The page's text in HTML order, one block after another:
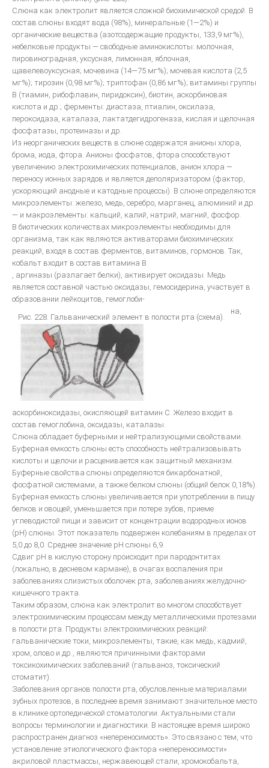
Общие вопросы металокерамики
Изготовление металлокерамики
Искусство воспроизводить зубы керамикой
Инструкция для керамики IPS D.SIGN
Искуство металлокерамики
Базисная техника изготовления
Металлокерамические протезы
Невидимая эстетическая керамическая реставрация
ОСОБЕННОСТИ ЭСТЕТИЧЕСКОЙ РЕСТАВРАЦИИ В СТОМАТОЛОГИИ
Слюна как электролит является сложной биохимической средой. В
состав слюны входят вода (98%), минеральные (1—2%) и
органические вещества (азотсодержащие продукты, 133,9 мг%),
небелковые продукты — свободные аминокислоты: молочная,
пировиноградная, уксусная, лимонная, яблочная,
щавелевоуксусная; мочевина (14—75 мг%); мочевая кислота (2,5
мг%); тирозин (0,98 мг%); триптофан (0,86 мг%); витамины группы
В (тиамин, рибофлавин, пиридоксин), биотин, аскорбиновая
кислота и др.; ферменты: диастаза, птиалин, оксилаза,
пероксидаза, каталаза, лактатдегидрогеназа, кислая и щелочная
фосфатазы, протеиназы и др.
Из неорганических веществ в слюне содержатся анионы хлора,
брома, иода, фтора. Анионы фосфатов, фтора способствуют
увеличению электрохимических потенциалов, анион хлора —
переносу ионных зарядов и является деполяризатором (фактор,
ускоряющий анодные и катодные процессы). В слюне определяются
микроэлементы: железо, медь, серебро, марганец, алюминий и др.
— и макроэлементы: кальций, калий, натрий, магний, фосфор.
В биотических количествах микроэлементы необходимы для
организма, так как являются активаторами биохимических
реакций, входя в состав ферментов, витаминов, гормонов. Так,
кобальт входит в состав витамина В
, аргиназы (разлагает белки), активирует оксидазы. Медь
является составной частью оксидазы, гемосидерина, участвует в
образовании лейкоцитов, гемоглоби-
Рис. 228. Гальванический элемент в полости рта (схема).
на,
аскорбиноксидазы, окисляющей витамин С. Железо входит в
состав гемоглобина, оксидазы, каталазы.
Слюна обладает буферными и нейтрализующими свойствами.
Буферная емкость слюны есть способность нейтрализовывать
кислоты и щелочи и расценивается как защитный механизм.
Буферные свойства слюны определяются бикарбонатной,
фосфатной системами, а также белком слюны (общий белок 0,18%).
Буферная емкость слюны увеличивается при употреблении в пищу
белков и овощей, уменьшается при потере зубов, приеме
углеводистой пищи и зависит от концентрации водородных ионов
(рН) слюны. Этот показатель подвержен колебаниям в пределах от
5,0 до 8,0. Среднее значение рН слюны 6,9.
Сдвиг рН в кислую сторону происходит при пародонтитах
(локально, в десневом кармане), в очагах воспаления при
заболеваниях слизистых оболочек рта, заболеваниях желудочно-
кишечного тракта.
Таким образом, слюна как электролит во многом способствует
электрохимическим процессам между металлическими протезами
в полости рта. Продукты электрохимических реакций:
гальванические токи, микроэлементы, такие, как медь, кадмий,
хром, олово и др., являются причинными факторами
токсикохимических заболеваний (гальваноз, токсический
стоматит).
Заболевания органов полости рта, обусловленные материалами
зубных протезов, в последнее время занимают значительное место
в клинике ортопедической стоматологии. Актуальными стали
вопросы терминологии и диагностики. В настоящее время широко
распространен диагноз «непереносимость». Это связано с тем, что
установление этиологического фактора «непереносимости»
акриловой пластмассы, нержавеющей стали, хромокобальта,